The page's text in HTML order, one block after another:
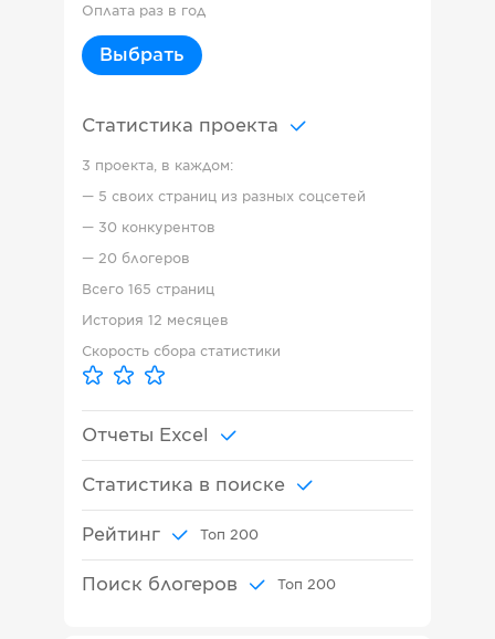
Оплата раз в год
Выбрать
Статистика проекта
3 проекта, в каждом:
— 5 своих страниц из разных соцсетей
— 30 конкурентов
— 20 блогеров
Всего 165 страниц
История 12 месяцев
Скорость сбора статистики
Отчеты Excel
Статистика в поиске
Рейтинг Топ 200
Поиск блогеров Топ 200